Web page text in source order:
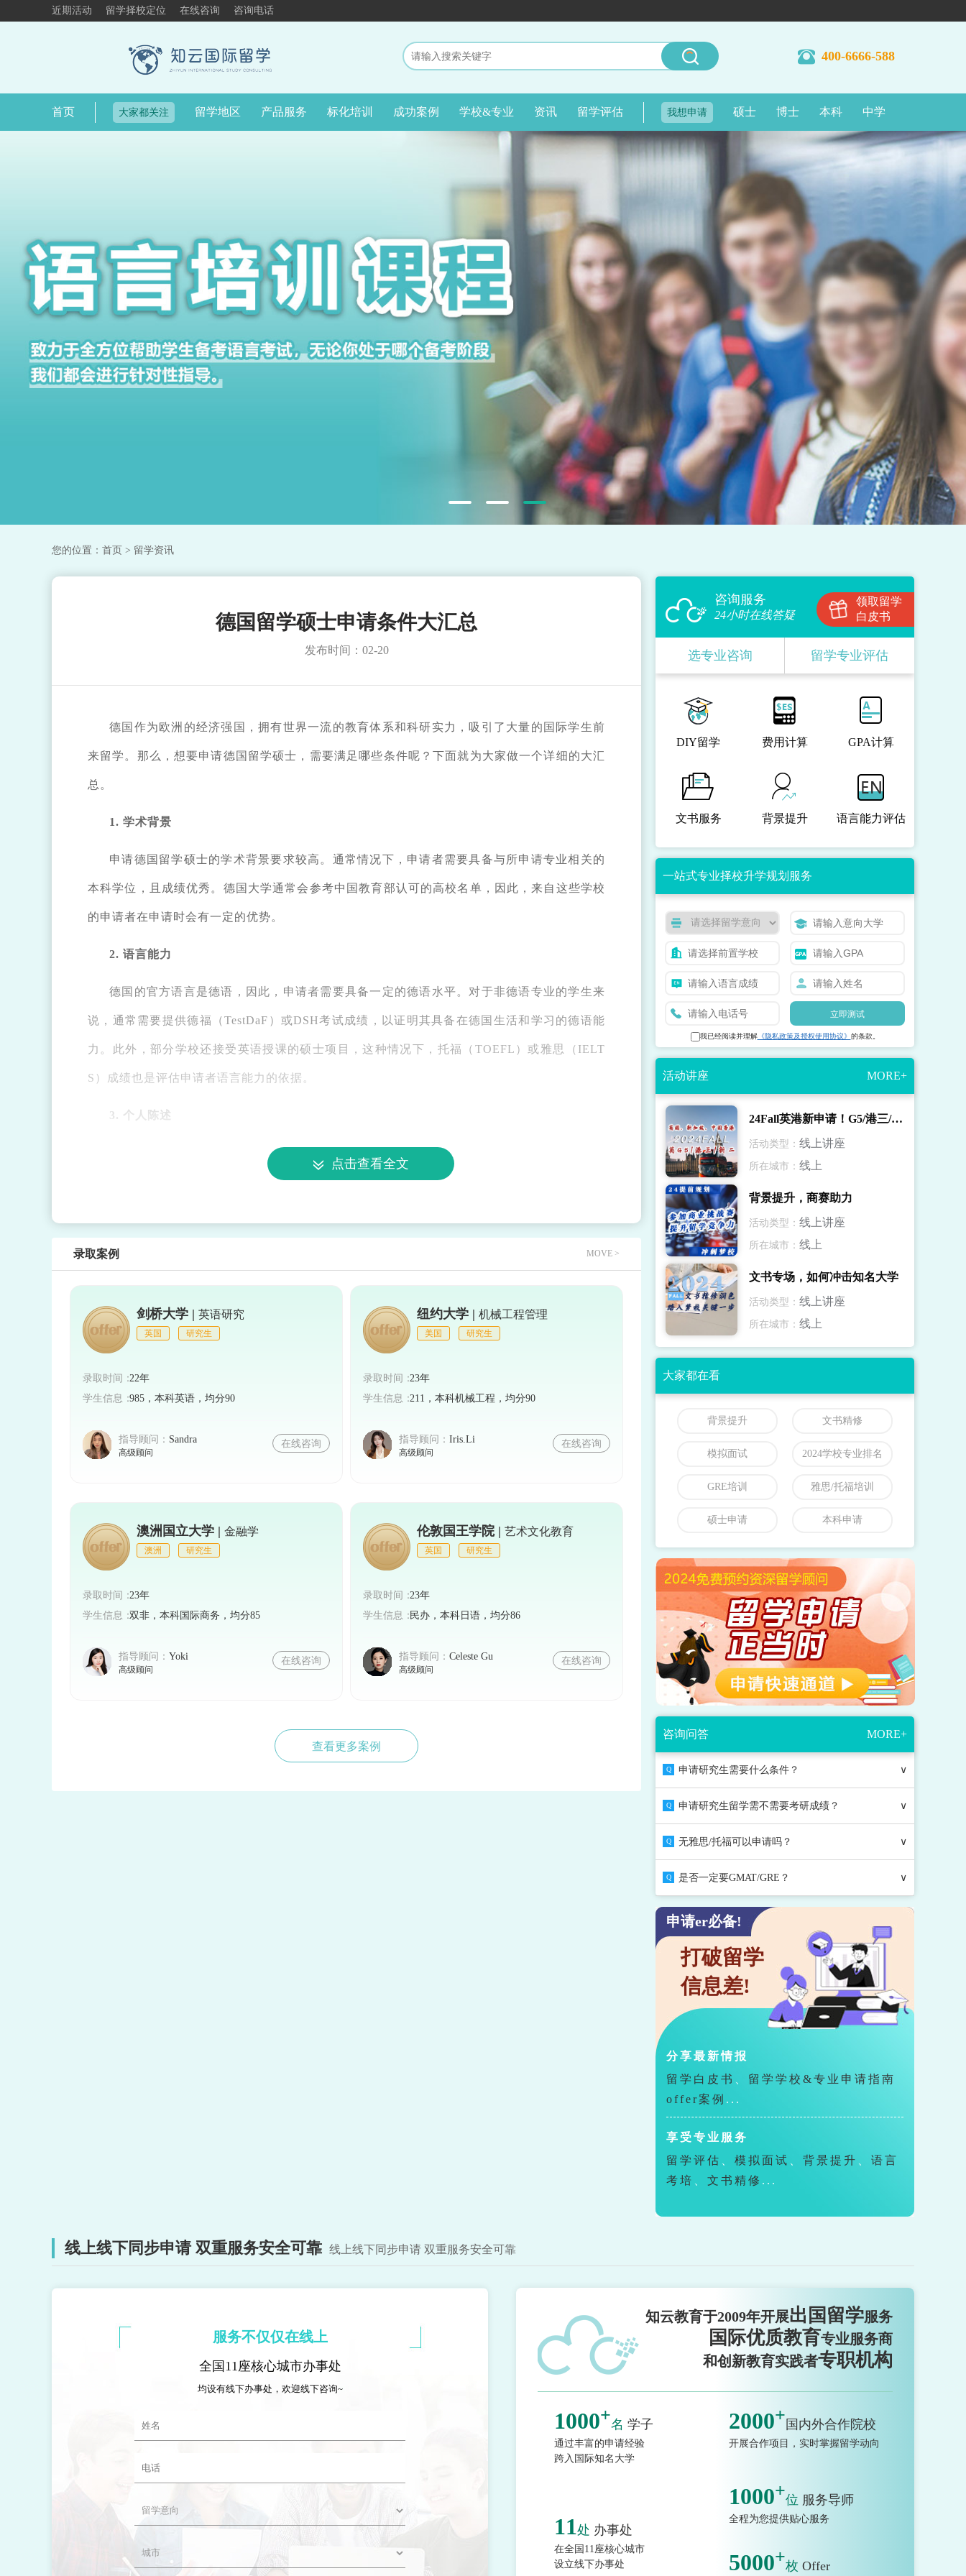
近期活动 留学择校定位 在线咨询 咨询电话
400-6666-588
首页 大家都关注 留学地区 产品服务 标化培训 成功案例 学校&专业 资讯 留学评估 我想申请 硕士 博士 本科 中学
您的位置： 首页 > 留学资讯
德国留学硕士申请条件大汇总
发布时间：02-20
德国作为欧洲的经济强国，拥有世界一流的教育体系和科研实力，吸引了大量的国际学生前
来留学。那么，想要申请德国留学硕士，需要满足哪些条件呢？下面就为大家做一个详细的大汇
总。
1. 学术背景
申请德国留学硕士的学术背景要求较高。通常情况下，申请者需要具备与所申请专业相关的
本科学位，且成绩优秀。德国大学通常会参考中国教育部认可的高校名单，因此，来自这些学校
的申请者在申请时会有一定的优势。
2. 语言能力
德国的官方语言是德语，因此，申请者需要具备一定的德语水平。对于非德语专业的学生来
说，通常需要提供德福（TestDaF）或DSH考试成绩，以证明其具备在德国生活和学习的德语能
力。此外，部分学校还接受英语授课的硕士项目，这种情况下，托福（TOEFL）或雅思（IELT
S）成绩也是评估申请者语言能力的依据。
3. 个人陈述
申请德国留学硕士的个人陈述（Personal Statement）是展示申请者个人经历、兴趣和目标的
重要途径。通过个人陈述，申请者可以向招生官展示自己为什么选择该专业、该学校以及未来的
4. 推荐信
德国大学通常要求申请者提供两到三封推荐信，以了解申请者的学术能力、团队合作精神等
方面的信息。推荐信通常由申请者的教授或导师撰写，具有较高的权威性。
5. 其他材料
6. 经济能力
费、生活费和其他杂费。部分学校可能会提供奖学金或助学金，帮助有需要的学生减轻经济负
担。
时，务必认真对待每一个环节，以提高自己的录取概率。同时，关注德国各大高校的官方网站和
点击查看全文
录取案例 MOVE >
剑桥大学 | 英语研究
英国 研究生
录取时间：22年
学生信息：985，本科英语，均分90
指导顾问： Sandra
高级顾问
在线咨询
纽约大学 | 机械工程管理
美国 研究生
录取时间：23年
学生信息：211，本科机械工程，均分90
指导顾问： Iris.Li
高级顾问
在线咨询
澳洲国立大学 | 金融学
澳洲 研究生
录取时间：23年
学生信息：双非，本科国际商务，均分85
指导顾问： Yoki
高级顾问
在线咨询
伦敦国王学院 | 艺术文化教育
英国 研究生
录取时间：23年
学生信息：民办，本科日语，均分86
指导顾问： Celeste Gu
高级顾问
在线咨询
查看更多案例
咨询服务
24小时在线答疑
领取留学
白皮书
选专业咨询 留学专业评估
DIY留学 费用计算 GPA计算
文书服务 背景提升 语言能力评估
一站式专业择校升学规划服务
立即测试
我已经阅读并理解《隐私政策及授权使用协议》 的条款。
活动讲座 MORE+
24Fall英港新申请！G5/港三/新二录取解读
活动类型： 线上讲座
所在城市： 线上
背景提升，商赛助力
活动类型： 线上讲座
所在城市： 线上
文书专场，如何冲击知名大学
活动类型： 线上讲座
所在城市： 线上
大家都在看
背景提升 文书精修
模拟面试 2024学校专业排名
GRE培训 雅思/托福培训
硕士申请 本科申请
咨询问答 MORE+
Q 申请研究生需要什么条件？ ∨
Q 申请研究生留学需不需要考研成绩？ ∨
Q 无雅思/托福可以申请吗？ ∨
Q 是否一定要GMAT/GRE？ ∨
申请er必备!
打破留学
信息差!
分享最新情报
留学白皮书
留学学校&专业申请指南
offer案例 ...
享受专业服务
留学评估
模拟面试 背景提升
语言
考培
文书精修 ...
线上线下同步申请 双重服务安全可靠 线上线下同步申请 双重服务安全可靠
服务不仅仅在线上
全国11座核心城市办事处
均设有线下办事处，欢迎线下咨询~
知云教育于2009年开展出国留学服务
国际优质教育专业服务商
和创新教育实践者专职机构
1000+名 学子
通过丰富的申请经验
跨入国际知名大学
2000+ 国内外合作院校
开展合作项目，实时掌握留学动向
1000+位 服务导师
全程为您提供贴心服务
11处 办事处
在全国11座核心城市
设立线下办事处
5000+枚 Offer